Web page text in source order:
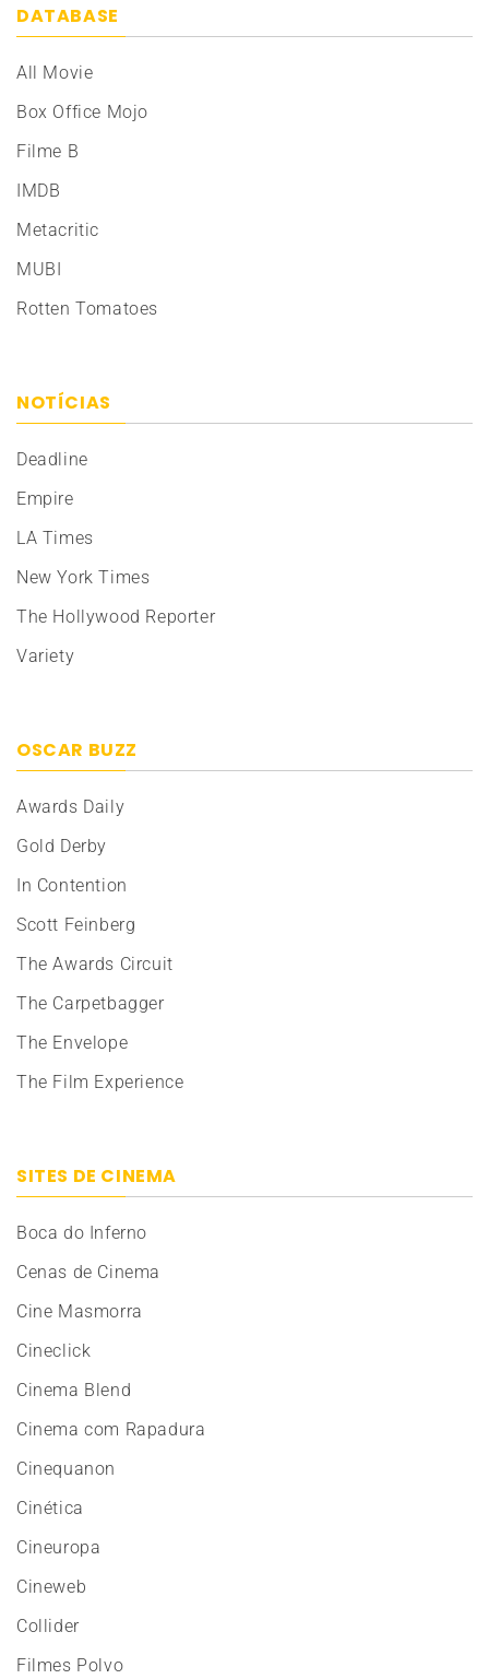
DATABASE
All Movie
Box Office Mojo
Filme B
IMDB
Metacritic
MUBI
Rotten Tomatoes
NOTÍCIAS
Deadline
Empire
LA Times
New York Times
The Hollywood Reporter
Variety
OSCAR BUZZ
Awards Daily
Gold Derby
In Contention
Scott Feinberg
The Awards Circuit
The Carpetbagger
The Envelope
The Film Experience
SITES DE CINEMA
Boca do Inferno
Cenas de Cinema
Cine Masmorra
Cineclick
Cinema Blend
Cinema com Rapadura
Cinequanon
Cinética
Cineuropa
Cineweb
Collider
Filmes Polvo